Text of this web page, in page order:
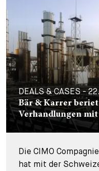
DEALS & CASES -
Bär & Karrer
Verhandlungen mit
Die CIMO
hat mit der